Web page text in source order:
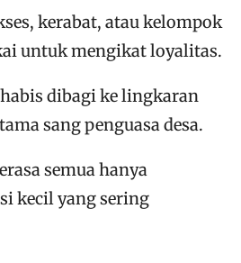
kerabat, atau kelompok
untuk mengikat loyalitas.
dibagi ke lingkaran
sang penguasa desa.
semua hanya
kecil yang sering